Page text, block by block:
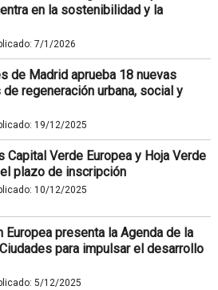
en la sostenibilidad y la
7/1/2026
de Madrid aprueba 18 nuevas
regeneración urbana, social y
19/12/2025
Capital Verde Europea y Hoja Verde
plazo de inscripción
10/12/2025
Europea presenta la Agenda de la
para impulsar el desarrollo
5/12/2025